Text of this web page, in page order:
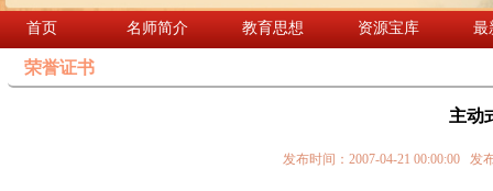
首页 名师简介 教育思想 资源宝库 最
荣誉证书
主动
发布时间：2007-04-21 00:00:00